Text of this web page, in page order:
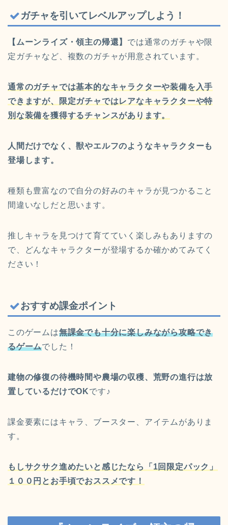
ガチャを引いてレベルアップしよう！
【ムーンライズ・領主の帰還】 では通常のガチャや限
定ガチャなど、複数のガチャが用意されています。
通常のガチャでは基本的なキャラクターや装備を入手
できますが、限定ガチャではレアなキャラクターや特
別な装備を獲得するチャンスがあります。
人間だけでなく、獣やエルフのようなキャラクターも
登場します。
種類も豊富なので自分の好みのキャラが見つかること
間違いなしだと思います。
推しキャラを見つけて育てていく楽しみもありますの
で、どんなキャラクターが登場するか確かめてみてく
ださい！
おすすめ課金ポイント
このゲームは無課金でも十分に楽しみながら攻略でき
るゲームでした！
建物の修復の待機時間や農場の収穫、荒野の進行は放
置しているだけでOKです♪
課金要素にはキャラ、ブースター、アイテムがありま
す。
もしサクサク進めたいと感じたなら「1回限定パック」
１００円とお手頃でおススメです！